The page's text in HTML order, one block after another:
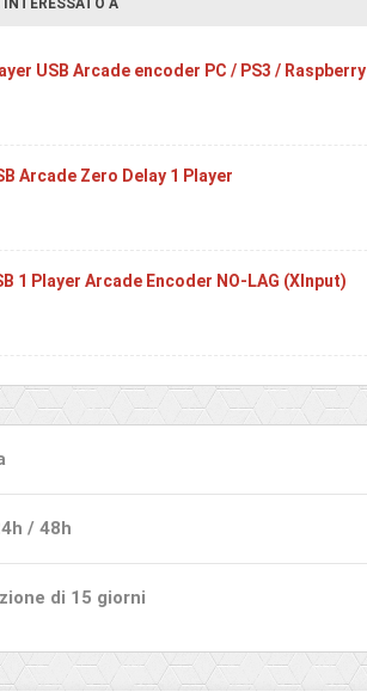
INTERESSATO A
USB Arcade encoder PC / PS3 / Raspberry
Arcade Zero Delay 1 Player
1 Player Arcade Encoder NO-LAG (XInput)
/ 48h
di 15 giorni